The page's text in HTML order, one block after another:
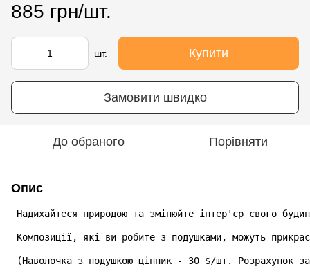
885 грн/шт.
шт. Купити
Замовити швидко
До обраного Порівняти
Опис
Надихайтеся природою та змінюйте інтер'єр свого
Композиції, які ви робите з подушками, можуть
(Наволочка з подушкою цінник - 30 $/шт. Розрахунок